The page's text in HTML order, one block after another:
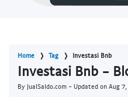
Home Tag Investasi Bnb
Investasi Bnb -
By JualSaldo.com - Updated on Aug